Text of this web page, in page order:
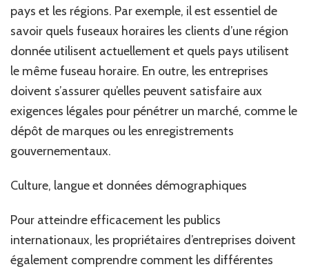
pays et les régions. Par exemple, il est essentiel de
savoir quels fuseaux horaires les clients d’une région
donnée utilisent actuellement et quels pays utilisent
le même fuseau horaire. En outre, les entreprises
doivent s’assurer qu’elles peuvent satisfaire aux
exigences légales pour pénétrer un marché, comme le
dépôt de marques ou les enregistrements
gouvernementaux.
Culture, langue et données démographiques
Pour atteindre efficacement les publics
internationaux, les propriétaires d’entreprises doivent
également comprendre comment les différentes